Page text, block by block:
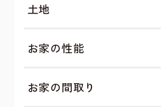
土地
お家の性能
お家の間取り